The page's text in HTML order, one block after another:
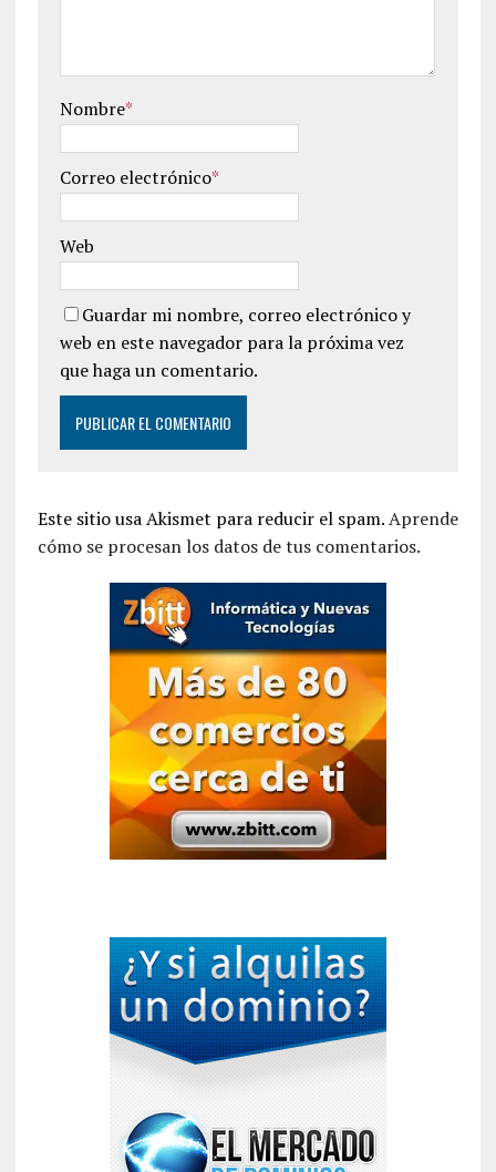
Nombre*
Correo electrónico*
Web
Guardar mi nombre, correo electrónico y
web en este navegador para la próxima vez
que haga un comentario.
Este sitio usa Akismet para reducir el spam.Aprende
cómo se procesan los datos de tus comentarios.